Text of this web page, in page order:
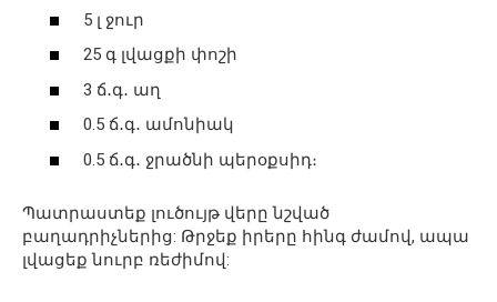
5 լ ջուր
25 գ լվացքի փոշի
3 ճ․գ․ աղ
0.5 ճ․գ․ ամոնիակ
0.5 ճ․գ․ ջրածնի պերօքսիդ։
Պատրաստեք լուծույթ վերը նշված
բաղադրիչներից: Թրջեք իրերը հինգ ժամով, ապա
լվացեք նուրբ ռեժիմով: